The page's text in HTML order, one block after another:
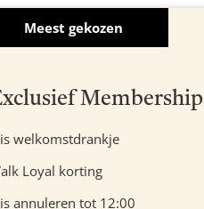
Meest gekozen
Membership
welkomstdrankje
Loyal korting
annuleren tot 12:00